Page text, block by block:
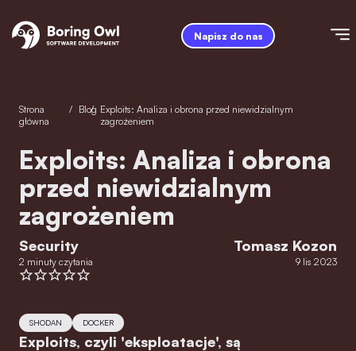
Napisz do nas
Strona
główna
/ Blog
/ Exploits: Analiza i obrona przed niewidzialnym
zagrożeniem
Exploits: Analiza i obrona
przed niewidzialnym
zagrożeniem
Security
2 minuty czytania
Tomasz Kozon
9 lis 2023
SHODAN DOCKER
Exploits, czyli 'eksploatacje', są